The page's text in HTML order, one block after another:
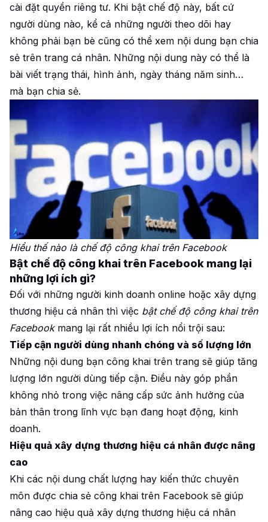
cài đặt quyền riêng tư. Khi bật chế độ này, bất cứ
người dùng nào, kể cả những người theo dõi hay
không phải bạn bè cũng có thể xem nội dung bạn chia
sẻ trên trang cá nhân. Những nội dung này có thể là
bài viết trạng thái, hình ảnh, ngày tháng năm sinh…
mà bạn chia sẻ.
Hiểu thế nào là chế độ công khai trên Facebook
Bật chế độ công khai trên Facebook mang lại
những lợi ích gì?
Đối với những người kinh doanh online hoặc xây dựng
thương hiệu cá nhân thì việc bật chế độ công khai trên
Facebookmang lại rất nhiều lợi ích nổi trội sau:
Tiếp cận người dùng nhanh chóng và số lượng lớn
Những nội dung bạn công khai trên trang sẽ giúp tăng
lượng lớn người dùng tiếp cận. Điều này góp phần
không nhỏ trong việc nâng cấp sức ảnh hưởng của
bản thân trong lĩnh vực bạn đang hoạt động, kinh
doanh.
Hiệu quả xây dựng thương hiệu cá nhân được nâng
cao
Khi các nội dung chất lượng hay kiến thức chuyên
môn được chia sẻ công khai trên Facebook sẽ giúp
nâng cao hiệu quả xây dựng thương hiệu cá nhân